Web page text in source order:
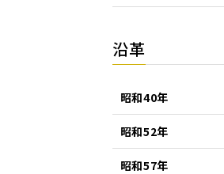
沿革
昭和40年
昭和52年
昭和57年